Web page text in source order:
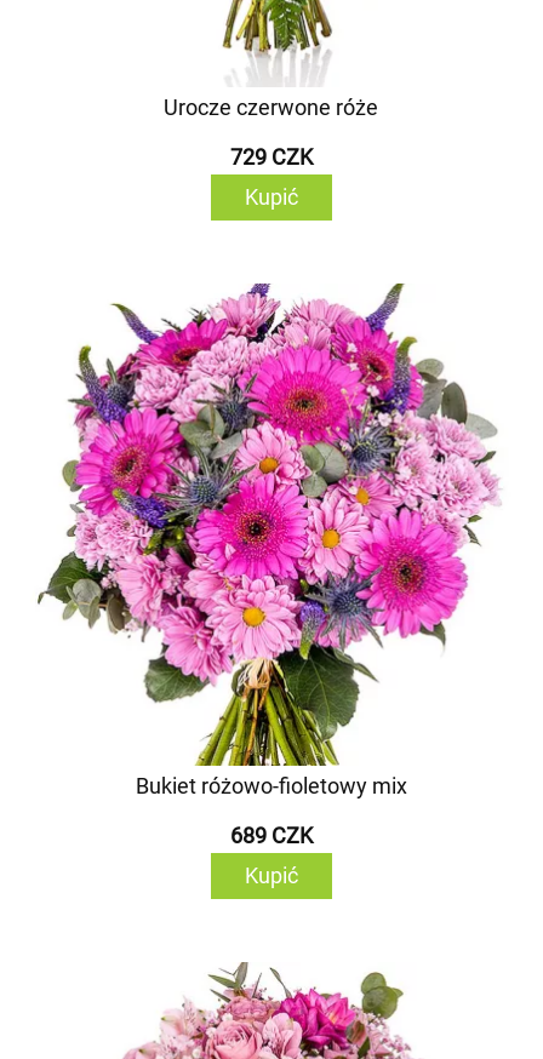
Urocze czerwone róże
729 CZK
Kupić
Bukiet różowo-fioletowy mix
689 CZK
Kupić